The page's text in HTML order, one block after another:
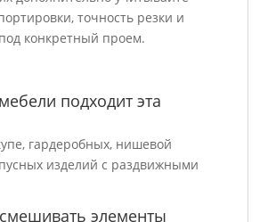
точность резки и
конкретный проем.
подходит эта
гардеробных, нишевой
изделий с раздвижными
элементы